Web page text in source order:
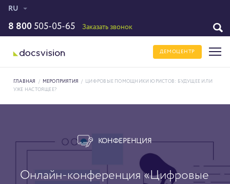
RU
8 800 505-05-65 Заказать звонок
ДЕМОЦЕНТР
ГЛАВНАЯ / МЕРОПРИЯТИЯ /
ЦИФРОВЫЕ ПОМОЩНИКИ ЮРИСТОВ: БУДУЩЕЕ ИЛИ
УЖЕ НАСТОЯЩЕЕ?
КОНФЕРЕНЦИЯ
Онлайн-конференция «Цифровые